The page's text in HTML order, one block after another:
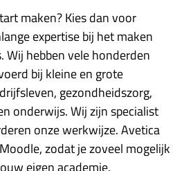
maken? Kies dan voor
expertise bij het maken
Wij hebben vele honderden
bij kleine en grote
gezondheidszorg,
onderwijs. Wij zijn specialist
onze werkwijze. Avetica
zodat je zoveel mogelijk